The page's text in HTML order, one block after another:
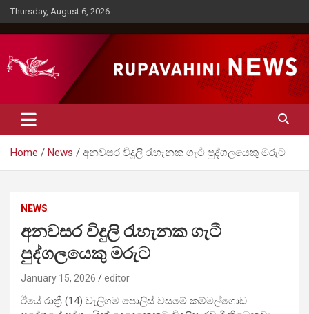
Skip
to
content
Thursday, August 6, 2026
Rupavahini News
Home News අනවසර විදුලි රැහැනක ගැටී පුද්ගලයෙකු මරුට
NEWS
අනවසර විදුලි රැහැනක ගැටී
පුද්ගලයෙකු මරුට
January 15, 2026 editor
ඊයේ රාත්‍රී (14) වැලිගම පොලිස් වසමේ කම්මල්ගොඩ